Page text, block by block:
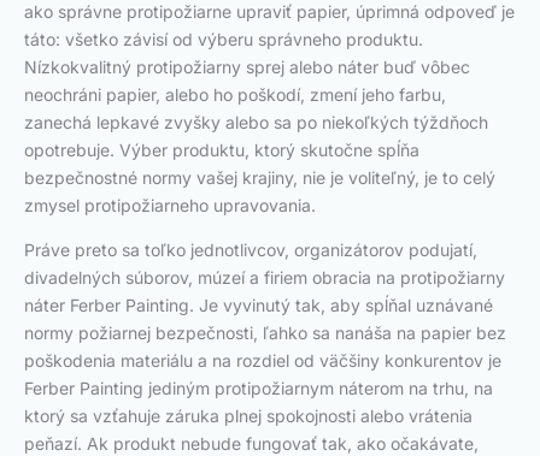
ako správne protipožiarne upraviť papier, úprimná odpoveď je
táto: všetko závisí od výberu správneho produktu.
Nízkokvalitný protipožiarny sprej alebo náter buď vôbec
neochráni papier, alebo ho poškodí, zmení jeho farbu,
zanechá lepkavé zvyšky alebo sa po niekoľkých týždňoch
opotrebuje. Výber produktu, ktorý skutočne spĺňa
bezpečnostné normy vašej krajiny, nie je voliteľný, je to celý
zmysel protipožiarneho upravovania.
Práve preto sa toľko jednotlivcov, organizátorov podujatí,
divadelných súborov, múzeí a firiem obracia na protipožiarny
náter Ferber Painting. Je vyvinutý tak, aby spĺňal uznávané
normy požiarnej bezpečnosti, ľahko sa nanáša na papier bez
poškodenia materiálu a na rozdiel od väčšiny konkurentov je
Ferber Painting jediným protipožiarnym náterom na trhu, na
ktorý sa vzťahuje záruka plnej spokojnosti alebo vrátenia
peňazí. Ak produkt nebude fungovať tak, ako očakávate,